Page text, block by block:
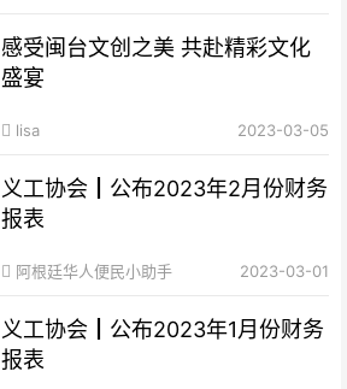
感受闽台文创之美 共赴精彩文化
盛宴
lisa 2023-03-05
义工协会┃公布2023年2月份财务
报表
阿根廷华人便民小助手 2023-03-01
义工协会┃公布2023年1月份财务
报表